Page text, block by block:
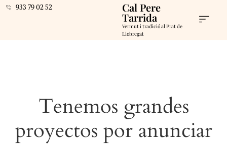
933 79 02 52 Cal Pere
Tarrida
Vermut i tradició al Prat de
Llobregat
Tenemos grandes
proyectos por anunciar